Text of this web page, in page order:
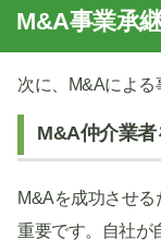
M&A事業承
次に、M&Aによる
M&A仲介業者
M&Aを成功させ
重要です。自社が